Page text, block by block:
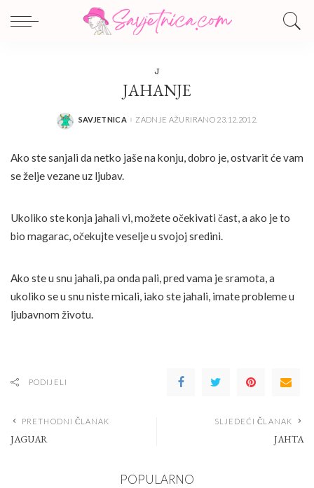
J
JAHANJE
POSTED
SAVJETNICA ZADNJE AŽURIRANO 23.12.2012.
Ako ste sanjali da netko jaše na konju, dobro je, ostvarit će vam
se želje vezane uz ljubav.
Ukoliko ste konja jahali vi, možete očekivati čast, a ako je to
bio magarac, očekujte veselje u svojoj sredini.
Ako ste u snu jahali, pa onda pali, pred vama je sramota, a
ukoliko se u snu niste micali, iako ste jahali, imate probleme u
ljubavnom životu.
PODIJELI
PRETHODNI ČLANAK
JAGUAR
SLJEDEĆI ČLANAK
JAHTA
POPULARNO